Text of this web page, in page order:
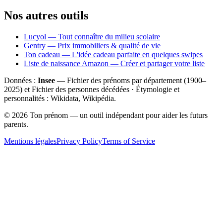
Nos autres outils
Lucyol — Tout connaître du milieu scolaire
Gentry — Prix immobiliers & qualité de vie
Ton cadeau — L'idée cadeau parfaite en quelques swipes
Liste de naissance Amazon — Créer et partager votre liste
Données : Insee — Fichier des prénoms par département (1900–
2025) et Fichier des personnes décédées · Étymologie et
personnalités : Wikidata, Wikipédia.
© 2026 Ton prénom — un outil indépendant pour aider les futurs
parents.
Mentions légalesPrivacy PolicyTerms of Service